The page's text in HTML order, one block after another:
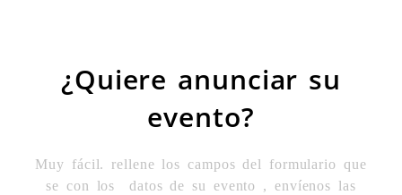
¿Quiere anunciar su
evento?
Muy fácil. rellene los campos del formulario que
se con los datos de su evento , envíenos las